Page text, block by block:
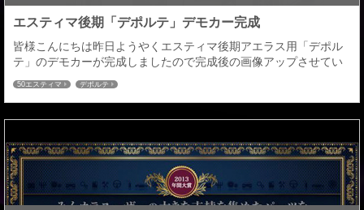
エスティマ後期「デポルテ」デモカー完成
皆様こんにちは昨日ようやくエスティマ後期アエラス用「デポル
テ」のデモカーが完成しましたので完成後の画像アップさせてい
ただきます！デザイン検討等スタートしてからとても時間を要
し、ご検討中にて問い合わせをいただいておりましたエスティマ
後期、後期仕様のオーナー様、大変お待たせ致しました。リヤハ
ーフは前期～後期車両まで全て装着可能ですので、仕様変更をご
検討中の皆さま宜しくお願いします。発売時期：１月予定価...
50エスティマ デポルテ